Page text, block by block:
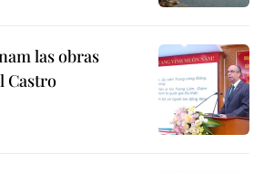
las obras
Castro